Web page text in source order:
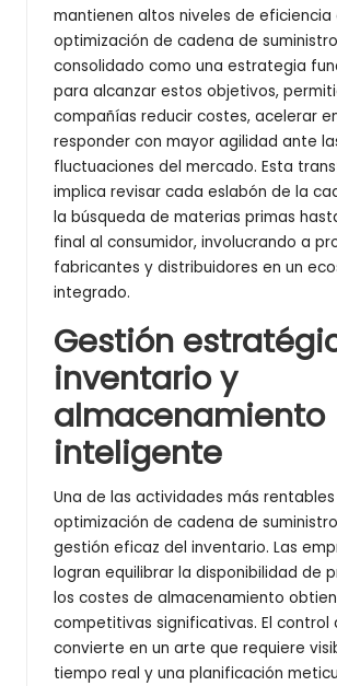
mantienen altos niveles de eficiencia
optimización de cadena de
consolidado como una estrategia
para alcanzar estos objetivos,
compañías reducir costes, acelerar
responder con mayor agilidad ante
fluctuaciones del mercado. Esta
implica revisar cada eslabón de la
la búsqueda de materias primas
final al consumidor, involucrando a
fabricantes y distribuidores en un
integrado.
Gestión
inventario y
almacenamiento
inteligente
Una de las actividades más
optimización de cadena de
gestión eficaz del inventario. Las
logran equilibrar la disponibilidad de
los costes de almacenamiento
competitivas significativas. El control
convierte en un arte que requiere
tiempo real y una planificación